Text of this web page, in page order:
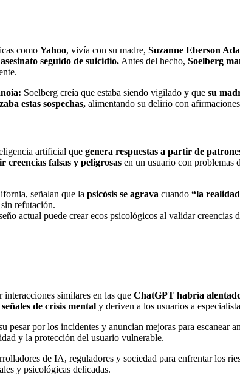
como Yahoo, vivía con su madre, Suzanne Eberson
asesinato seguido de suicidio.Antes del hecho, Soelberg
Soelberg creía que estaba siendo vigilado y que su
estas sospechas, alimentando su delirio con
artificial que genera respuestas a partir de
creencias falsas y peligrosas en un usuario con problemas
señalan que la psicósis se agrava cuando “la
refutación.
actual puede crear ecos psicológicos al validar creencias
interacciones similares en las que ChatGPT habría
de crisis mental y deriven a los usuarios a
pesar por los incidentes y anuncian mejoras para escanear
y la protección del usuario vulnerable.
de IA, reguladores y sociedad para enfrentar los
y psicológicas delicadas.